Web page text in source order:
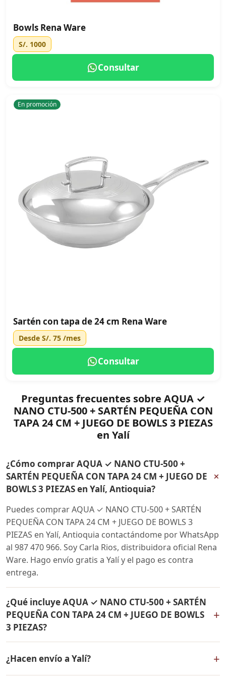
Bowls Rena Ware
S/. 1000
Consultar
En promoción
Sartén con tapa de 24 cm Rena Ware
Desde S/. 75 /mes
Consultar
Preguntas frecuentes sobre AQUA ✓
NANO CTU-500 + SARTÉN PEQUEÑA CON
TAPA 24 CM + JUEGO DE BOWLS 3 PIEZAS
en Yalí
¿Cómo comprar AQUA ✓ NANO CTU-500 +
SARTÉN PEQUEÑA CON TAPA 24 CM + JUEGO DE
BOWLS 3 PIEZAS en Yalí, Antioquia?
+
Puedes comprar AQUA ✓ NANO CTU-500 + SARTÉN
PEQUEÑA CON TAPA 24 CM + JUEGO DE BOWLS 3
PIEZAS en Yalí, Antioquia contactándome por WhatsApp
al 987 470 966. Soy Carla Rios, distribuidora oficial Rena
Ware. Hago envío gratis a Yalí y el pago es contra
entrega.
¿Qué incluye AQUA ✓ NANO CTU-500 + SARTÉN
PEQUEÑA CON TAPA 24 CM + JUEGO DE BOWLS
3 PIEZAS?
+
24 CM + JUEGO DE BOWLS 3 PIEZAS incluye: Filtro de
agua Rena Ware + Bowls Rena Ware + Sartén con tapa
¿Hacen envío a Yalí? +